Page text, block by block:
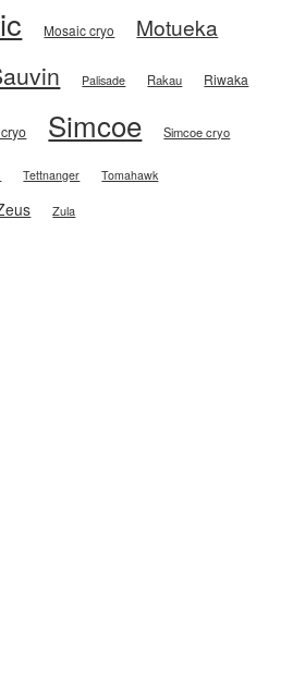
Mosaic cryo Motueka
Palisade Rakau Riwaka
Simcoe Simcoe cryo
Tettnanger Tomahawk
Zula